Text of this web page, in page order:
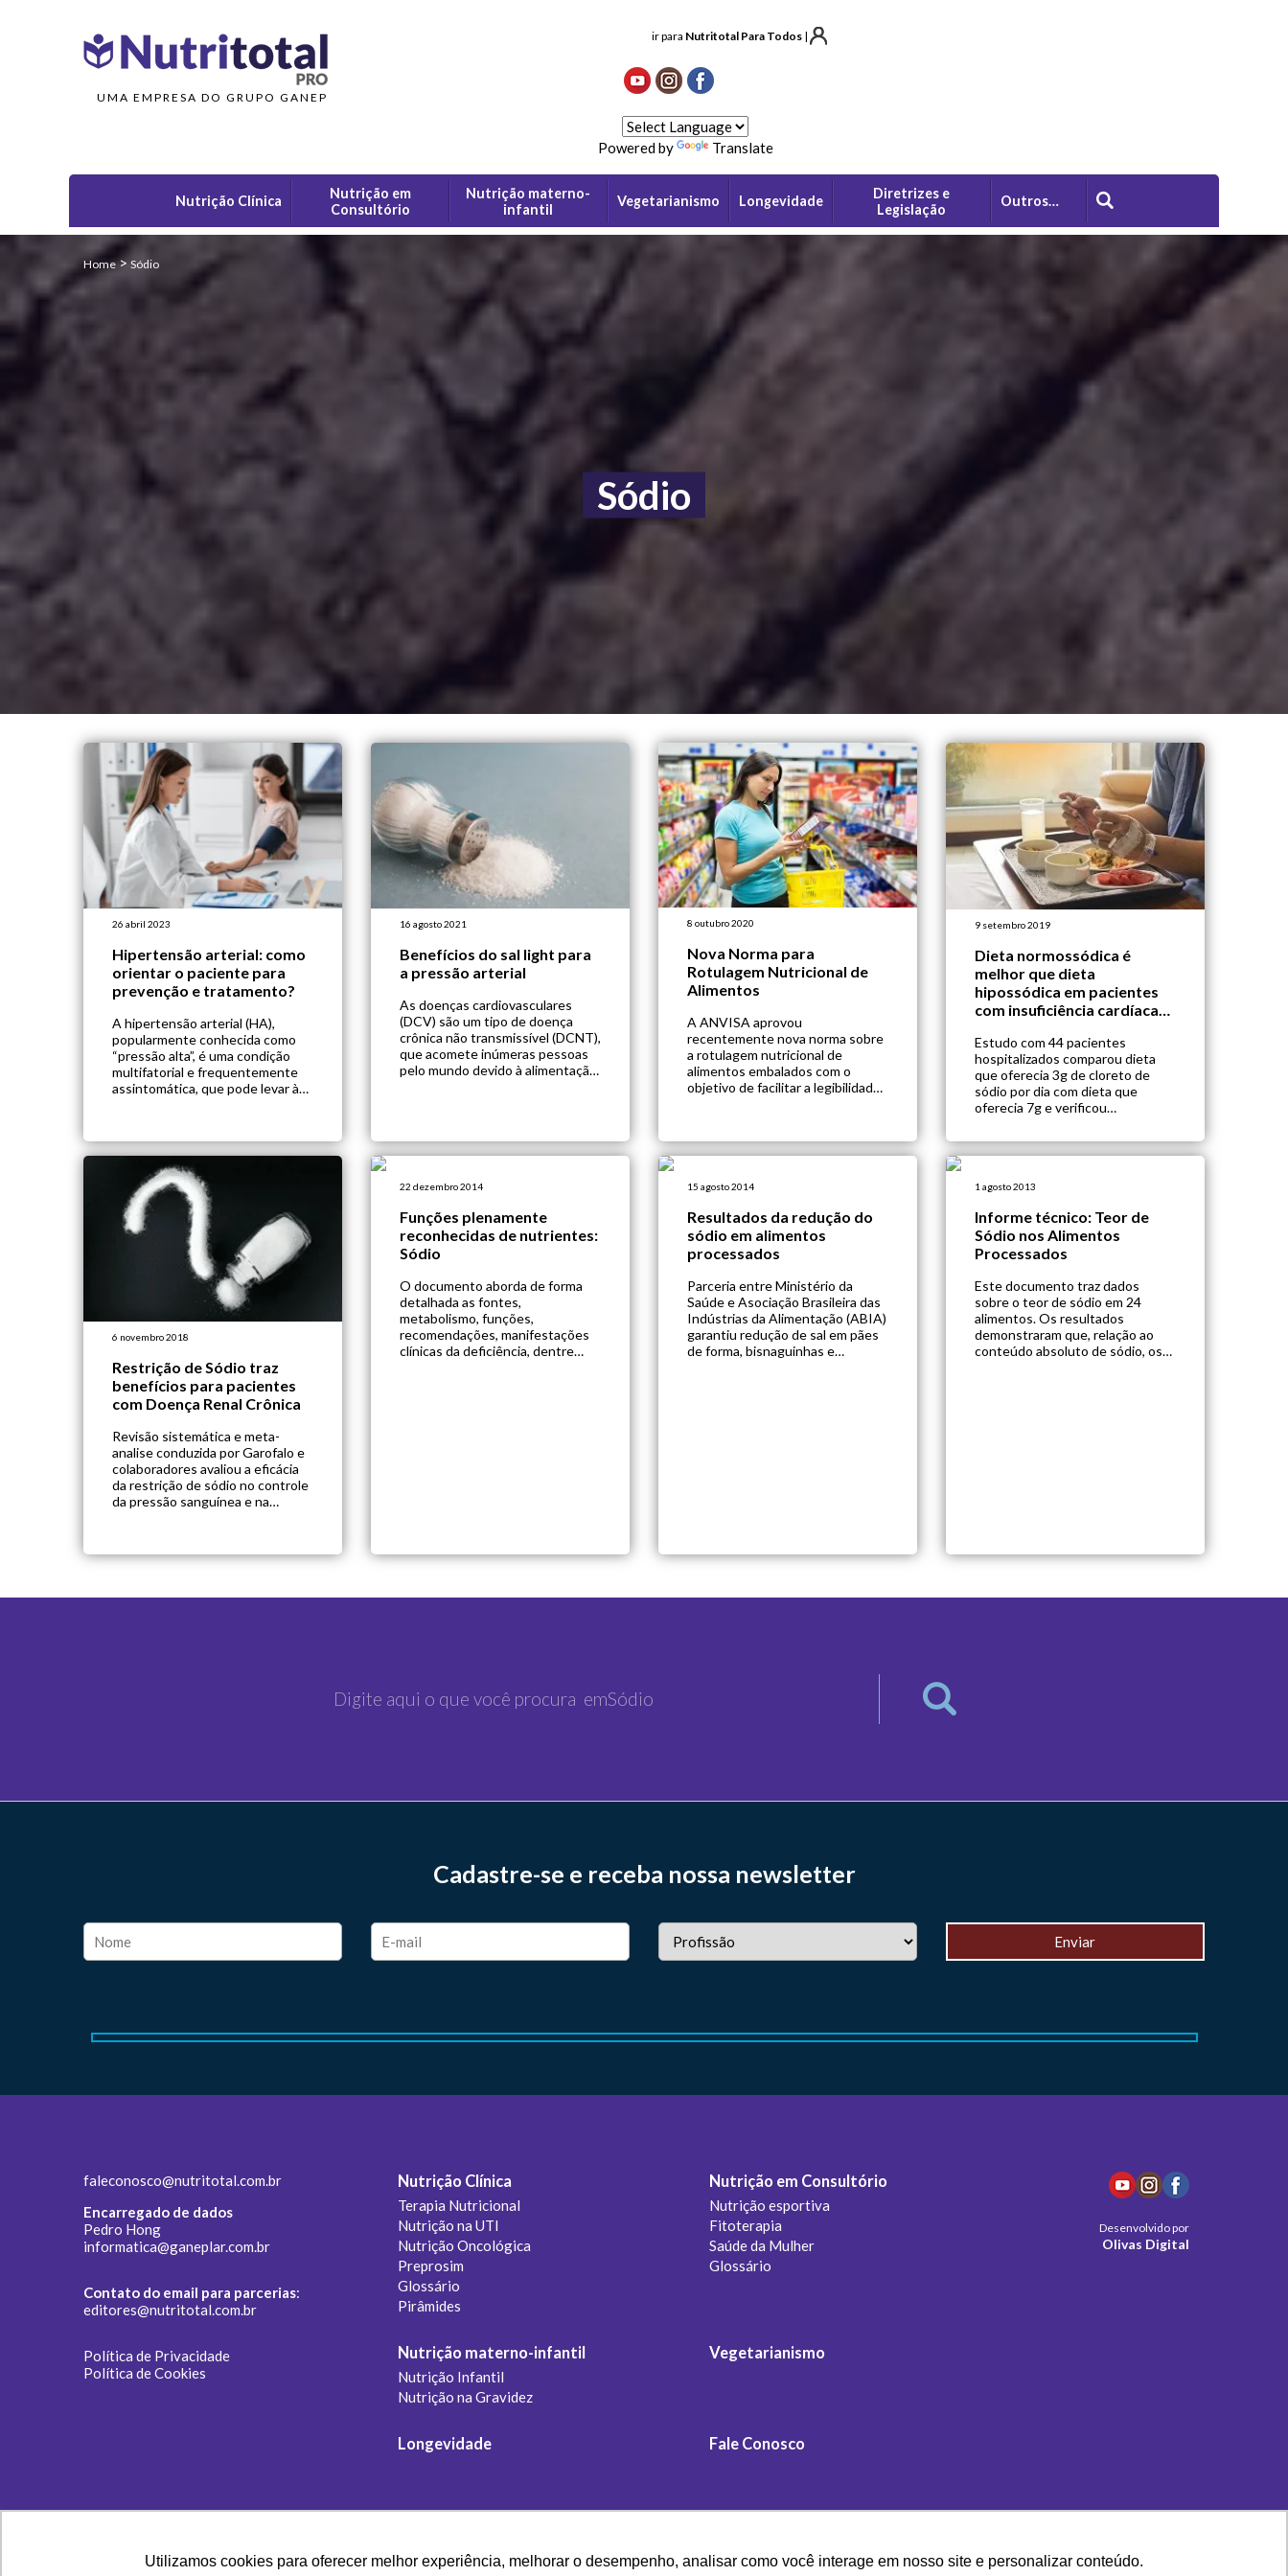
Utilizamos cookies para oferecer melhor experiência, melhorar o desempenho, analisar como você interage em nosso site e personalizar conteúdo.
UMA EMPRESA DO GRUPO GANEP
Powered by Translate
ir para Nutritotal Para Todos |
Nutrição Clínica
Nutrição em
Consultório
Nutrição materno-
infantil
Vegetarianismo Longevidade
Diretrizes e
Legislação
Outros…
Home>Sódio
Sódio
26 abril 2023
Hipertensão arterial: como
orientar o paciente para
prevenção e tratamento?
A hipertensão arterial (HA),
popularmente conhecida como
“pressão alta”, é uma condição
multifatorial e frequentemente
assintomática, que pode levar à
ocorrem devido à hipertensão.
Para prevenir e tratar a HA, a
maneira mais simples e eficaz são
as intervenções de […]
16 agosto 2021
Benefícios do sal light para
a pressão arterial
As doenças cardiovasculares
(DCV) são um tipo de doença
crônica não transmissível (DCNT),
que acomete inúmeras pessoas
pelo mundo devido à alimentação
mundo, os números são altos:
tenham […]
8 outubro 2020
Nova Norma para
Rotulagem Nutricional de
Alimentos
A ANVISA aprovou
recentemente nova norma sobre
a rotulagem nutricional de
alimentos embalados com o
objetivo de facilitar a legibilidade
auxiliar o consumidor a fazer
Segundo a gerente geral da
regra pretende reduzir situações
[…]
9 setembro 2019
Dieta normossódica é
melhor que dieta
hipossódica em pacientes
com insuficiência cardíaca
Estudo com 44 pacientes
hospitalizados comparou dieta
que oferecia 3g de cloreto de
sódio por dia com dieta que
oferecia 7g e verificou
laboratoriais, bem estar do
paciente, e tempo de
intervenção
6 novembro 2018
Restrição de Sódio traz
benefícios para pacientes
com Doença Renal Crônica
Revisão sistemática e meta-
analise conduzida por Garofalo e
colaboradores avaliou a eficácia
da restrição de sódio no controle
da pressão sanguínea e na
clínicos randomizados
efeitos da ingestão de salpor
22 dezembro 2014
Funções plenamente
reconhecidas de nutrientes:
Sódio
O documento aborda de forma
detalhada as fontes,
metabolismo, funções,
recomendações, manifestações
clínicas da deficiência, dentre
15 agosto 2014
Resultados da redução do
sódio em alimentos
processados
Parceria entre Ministério da
Saúde e Asociação Brasileira das
Indústrias da Alimentação (ABIA)
garantiu redução de sal em pães
de forma, bisnaguinhas e
1 agosto 2013
Informe técnico: Teor de
Sódio nos Alimentos
Processados
Este documento traz dados
sobre o teor de sódio em 24
alimentos. Os resultados
demonstraram que, relação ao
conteúdo absoluto de sódio, os
Cadastre-se e receba nossa newsletter
faleconosco@nutritotal.com.br
Encarregado de dados
Pedro Hong
informatica@ganeplar.com.br
Contato do email para parcerias:
editores@nutritotal.com.br
Política de Privacidade
Política de Cookies
Nutrição Clínica
Terapia Nutricional
Nutrição na UTI
Nutrição Oncológica
Preprosim
Glossário
Pirâmides
Nutrição em Consultório
Nutrição esportiva
Fitoterapia
Saúde da Mulher
Glossário
Nutrição materno-infantil
Nutrição Infantil
Nutrição na Gravidez
Vegetarianismo
Longevidade Fale Conosco
Desenvolvido por
Olivas Digital